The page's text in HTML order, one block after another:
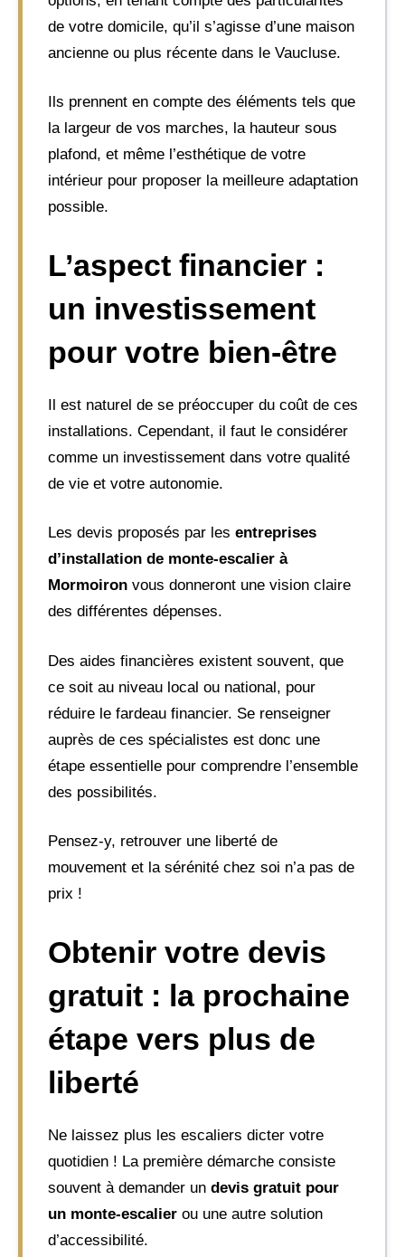
de votre domicile, qu’il s’agisse d’une maison
ancienne ou plus récente dans le Vaucluse.
Ils prennent en compte des éléments tels que
la largeur de vos marches, la hauteur sous
plafond, et même l’esthétique de votre
intérieur pour proposer la meilleure adaptation
possible.
L’aspect financier :
un investissement
pour votre bien-être
Il est naturel de se préoccuper du coût de ces
installations. Cependant, il faut le considérer
comme un investissement dans votre qualité
de vie et votre autonomie.
Les devis proposés par les entreprises
d’installation de monte-escalier à
Mormoiron vous donneront une vision claire
des différentes dépenses.
Des aides financières existent souvent, que
ce soit au niveau local ou national, pour
réduire le fardeau financier. Se renseigner
auprès de ces spécialistes est donc une
étape essentielle pour comprendre l’ensemble
des possibilités.
Pensez-y, retrouver une liberté de
mouvement et la sérénité chez soi n’a pas de
prix !
Obtenir votre devis
gratuit : la prochaine
étape vers plus de
liberté
Ne laissez plus les escaliers dicter votre
quotidien ! La première démarche consiste
souvent à demander un devis gratuit pour
un monte-escalier ou une autre solution
d’accessibilité.